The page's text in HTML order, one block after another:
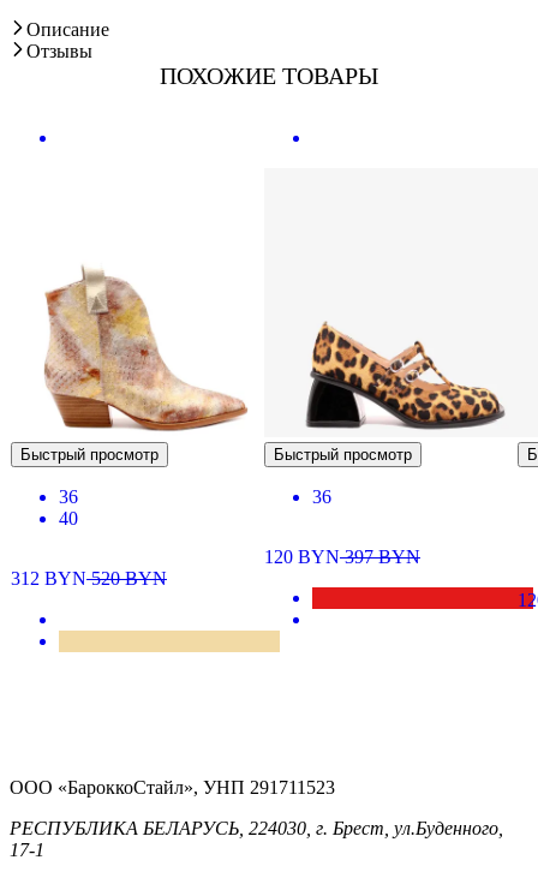
Описание
Отзывы
ПОХОЖИЕ ТОВАРЫ
Быстрый просмотр
36
40
312 BYN520BYN
Быстрый просмотр
36
120 BYN397BYN
ООО «БароккоСтайл», УНП 291711523
РЕСПУБЛИКА БЕЛАРУСЬ, 224030, г. Брест, ул.Буденного,
17-1